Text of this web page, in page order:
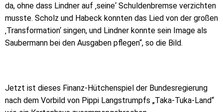
da, ohne dass Lindner auf ‚seine‘ Schuldenbremse verzichten
musste. Scholz und Habeck konnten das Lied von der großen
‚Transformation‘ singen, und Lindner konnte sein Image als
Saubermann bei den Ausgaben pflegen“, so die Bild.
Jetzt ist dieses Finanz-Hütchenspiel der Bundesregierung
nach dem Vorbild von Pippi Langstrumpfs „Taka-Tuka-Land“